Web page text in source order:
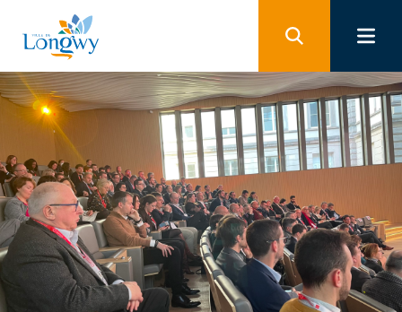
Panneau de gestion des cookies